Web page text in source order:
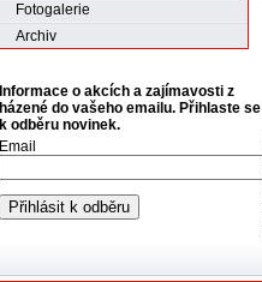
Fotogalerie
Archiv
Informace o akcích a zajímavosti z
házené do vašeho emailu. Přihlaste se
k odběru novinek.
Email